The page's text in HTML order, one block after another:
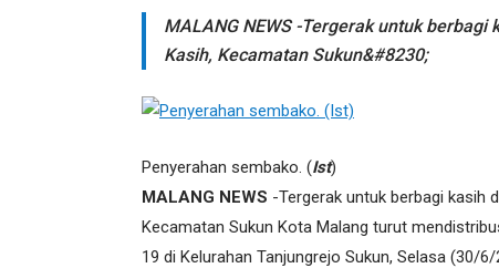
MALANG NEWS -Tergerak untuk
Kasih, Kecamatan Sukun&#8230;
Penyerahan sembako. (Ist)
MALANG NEWS -Tergerak untuk berbagi kasih
Kecamatan Sukun Kota Malang turut
19 di Kelurahan Tanjungrejo Sukun, Selasa (30/6/